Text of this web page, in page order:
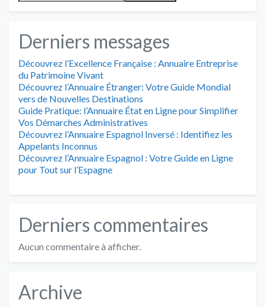
Derniers messages
Découvrez l’Excellence Française : Annuaire Entreprise
du Patrimoine Vivant
Découvrez l’Annuaire Étranger: Votre Guide Mondial
vers de Nouvelles Destinations
Guide Pratique: l’Annuaire État en Ligne pour Simplifier
Vos Démarches Administratives
Découvrez l’Annuaire Espagnol Inversé : Identifiez les
Appelants Inconnus
Découvrez l’Annuaire Espagnol : Votre Guide en Ligne
pour Tout sur l’Espagne
Derniers commentaires
Aucun commentaire à afficher.
Archive